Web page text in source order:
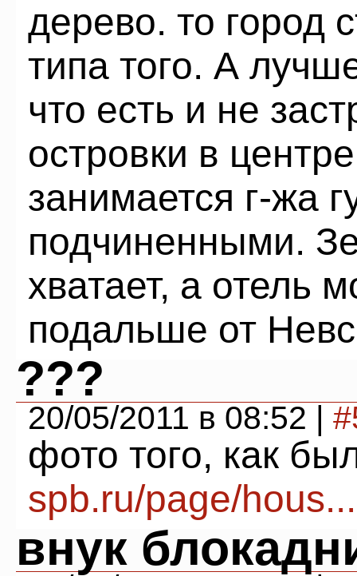
дерево. то город
типа того. А
что есть и не
островки в
занимается г-жа
подчиненными.
хватает, а отель
подальше от
???
20/05/2011 в 08:52 |
фото того, как
spb.ru/page/
внук